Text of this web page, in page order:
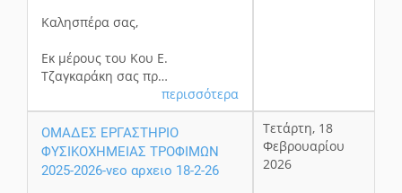
Καλησπέρα σας,
Εκ μέρους του Κου Ε.
Τζαγκαράκη σας πρ…
περισσότερα
ΟΜΑΔΕΣ ΕΡΓΑΣΤΗΡΙΟ
ΦΥΣΙΚΟΧΗΜΕΙΑΣ ΤΡΟΦΙΜΩΝ
2025-2026-νεο αρχειο 18-2-26
Τετάρτη, 18
Φεβρουαρίου
2026